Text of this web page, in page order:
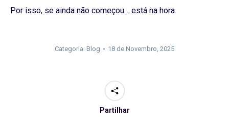
Por isso, se ainda não começou… está na hora.
Categoria: Blog 18 de Novembro, 2025
Partilhar